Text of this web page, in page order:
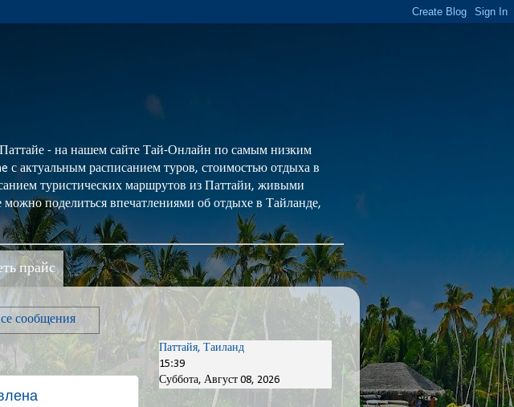
- на нашем сайте Тай-Онлайн по самым низким
с актуальным расписанием туров, стоимостью отдыха в
туристических маршрутов из Паттайи, живыми
поделиться впечатлениями об отдыхе в Тайланде,
прайс
сообщения
Паттайя, Таиланд
15:39
Суббота, Август 08, 2026